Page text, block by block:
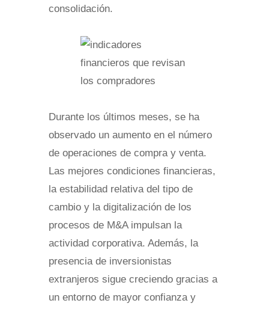
consolidación.
Durante los últimos meses, se ha
observado un aumento en el número
de operaciones de compra y venta.
Las mejores condiciones financieras,
la estabilidad relativa del tipo de
cambio y la digitalización de los
procesos de M&A impulsan la
actividad corporativa. Además, la
presencia de inversionistas
extranjeros sigue creciendo gracias a
un entorno de mayor confianza y